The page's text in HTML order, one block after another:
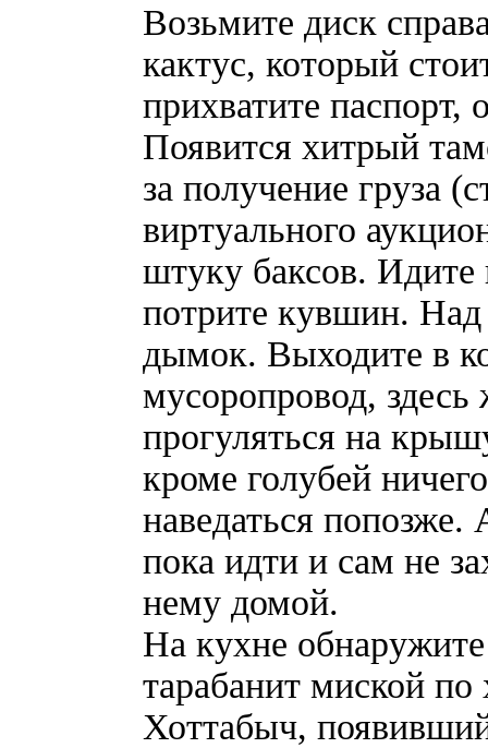
Возьмите диск
кактус, который
прихватите паспорт,
Появится хитрый
за получение груза
виртуального
штуку баксов. Идите
потрите кувшин.
дымок. Выходите в
мусоропровод,
прогуляться на
кроме голубей
наведаться
пока идти и сам не
нему домой.
На кухне обнаружите
тарабанит миской
Хоттабыч,